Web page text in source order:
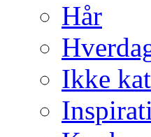
Hår
Ikke